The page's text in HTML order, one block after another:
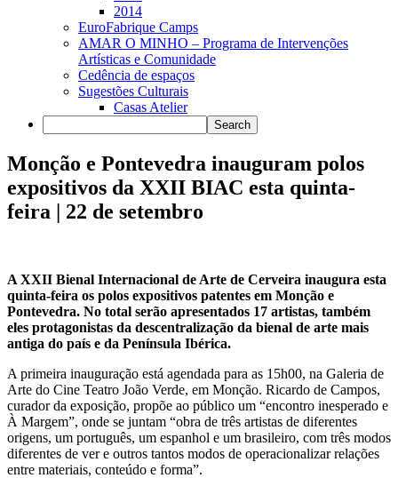
2014
EuroFabrique Camps
AMAR O MINHO – Programa de Intervenções
Artísticas e Comunidade
Cedência de espaços
Sugestões Culturais
Casas Atelier
Monção e Pontevedra inauguram polos
expositivos da XXII BIAC esta quinta-
feira | 22 de setembro
A XXII Bienal Internacional de Arte de Cerveira inaugura esta
quinta-feira os polos expositivos patentes em Monção e
Pontevedra. No total serão apresentados 17 artistas, também
eles protagonistas da descentralização da bienal de arte mais
antiga do país e da Península Ibérica.
A primeira inauguração está agendada para as 15h00, na Galeria de
Arte do Cine Teatro João Verde, em Monção. Ricardo de Campos,
curador da exposição, propõe ao público um “encontro inesperado e
À Margem”, onde se juntam “obra de três artistas de diferentes
origens, um português, um espanhol e um brasileiro, com três modos
diferentes de ver e outros tantos modos de operacionalizar relações
entre materiais, conteúdo e forma”.